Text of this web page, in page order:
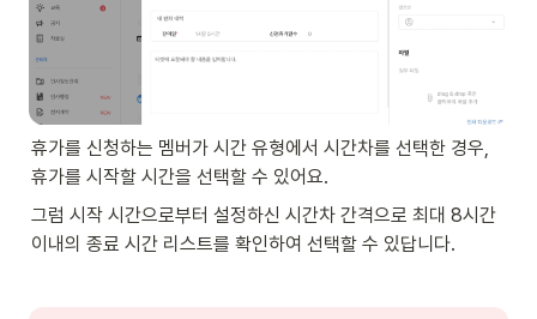
휴가를 신청하는 멤버가 시간 유형에서 시간차를 선택한 경우,
휴가를 시작할 시간을 선택할 수 있어요.
그럼 시작 시간으로부터 설정하신 시간차 간격으로 최대 8시간
이내의 종료 시간 리스트를 확인하여 선택할 수 있답니다.